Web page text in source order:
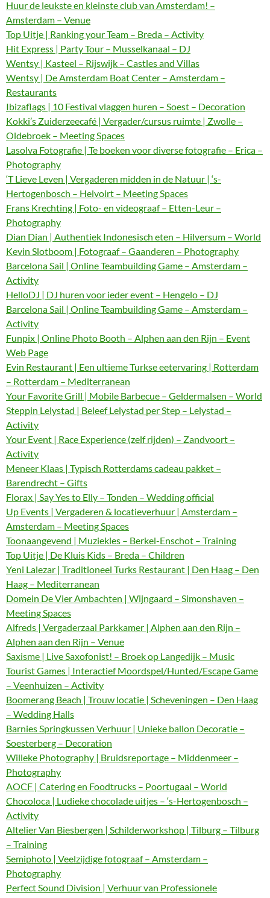
Huur de leukste en kleinste club van Amsterdam! –
Amsterdam – Venue
Top Uitje | Ranking your Team – Breda – Activity
Hit Express | Party Tour – Musselkanaal – DJ
Wentsy | Kasteel – Rijswijk – Castles and Villas
Wentsy | De Amsterdam Boat Center – Amsterdam –
Restaurants
Ibizaflags | 10 Festival vlaggen huren – Soest – Decoration
Kokki’s Zuiderzeecafé | Vergader/cursus ruimte | Zwolle –
Oldebroek – Meeting Spaces
Lasolva Fotografie | Te boeken voor diverse fotografie – Erica –
Photography
‘T Lieve Leven | Vergaderen midden in de Natuur | ‘s-
Hertogenbosch – Helvoirt – Meeting Spaces
Frans Krechting | Foto- en videograaf – Etten-Leur –
Photography
Dian Dian | Authentiek Indonesisch eten – Hilversum – World
Kevin Slotboom | Fotograaf – Gaanderen – Photography
Barcelona Sail | Online Teambuilding Game – Amsterdam –
Activity
HelloDJ | DJ huren voor ieder event – Hengelo – DJ
Barcelona Sail | Online Teambuilding Game – Amsterdam –
Activity
Funpix | Online Photo Booth – Alphen aan den Rijn – Event
Web Page
Evin Restaurant | Een ultieme Turkse eetervaring | Rotterdam
– Rotterdam – Mediterranean
Your Favorite Grill | Mobile Barbecue – Geldermalsen – World
Steppin Lelystad | Beleef Lelystad per Step – Lelystad –
Activity
Your Event | Race Experience (zelf rijden) – Zandvoort –
Activity
Meneer Klaas | Typisch Rotterdams cadeau pakket –
Barendrecht – Gifts
Florax | Say Yes to Elly – Tonden – Wedding official
Up Events | Vergaderen & locatieverhuur | Amsterdam –
Amsterdam – Meeting Spaces
Toonaangevend | Muziekles – Berkel-Enschot – Training
Top Uitje | De Kluis Kids – Breda – Children
Yeni Lalezar | Traditioneel Turks Restaurant | Den Haag – Den
Haag – Mediterranean
Domein De Vier Ambachten | Wijngaard – Simonshaven –
Meeting Spaces
Alfreds | Vergaderzaal Parkkamer | Alphen aan den Rijn –
Alphen aan den Rijn – Venue
Saxisme | Live Saxofonist! – Broek op Langedijk – Music
Tourist Games | Interactief Moordspel/Hunted/Escape Game
– Veenhuizen – Activity
Boomerang Beach | Trouw locatie | Scheveningen – Den Haag
– Wedding Halls
Barnies Springkussen Verhuur | Unieke ballon Decoratie –
Soesterberg – Decoration
Willeke Photography | Bruidsreportage – Middenmeer –
Photography
AOCF | Catering en Foodtrucks – Poortugaal – World
Chocoloca | Ludieke chocolade uitjes – ‘s-Hertogenbosch –
Activity
Altelier Van Biesbergen | Schilderworkshop | Tilburg – Tilburg
– Training
Semiphoto | Veelzijdige fotograaf – Amsterdam –
Photography
Perfect Sound Division | Verhuur van Professionele